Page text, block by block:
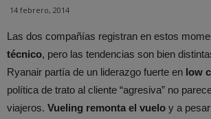
14 febrero, 2014
Las dos compañías registran en estos
técnico, pero las tendencias son bien
Ryanair partía de un liderazgo fuerte en low
política de trato al cliente “agresiva” no
viajeros. Vueling remonta el vuelo y a